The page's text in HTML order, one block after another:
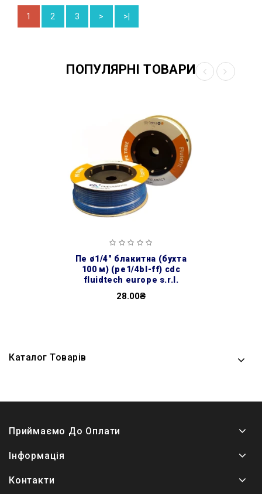
1 2 3 > >|
ПОПУЛЯРНІ ТОВАРИ
пе ø1/4″ блакитна (бухта
100 м) (pe1/4bl-ff) cdc
fluidtech europe s.r.l.
28.00₴
Каталог Товарів
Приймаємо До Оплати
Інформація
Контакти